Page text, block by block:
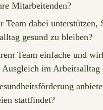
Mitarbeitenden?
Team dabei unterstützen,
gesund zu bleiben?
Team einfache und
Ausgleich im Arbeitsalltag
stattfindet?